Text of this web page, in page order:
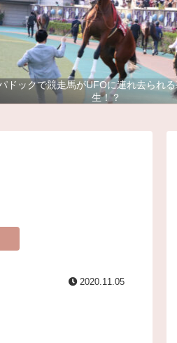
ドックで競走馬がUFOに連れ去られ
生！？
2020.11.05